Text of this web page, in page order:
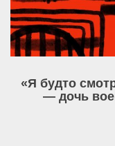
«Я будто
— дочь